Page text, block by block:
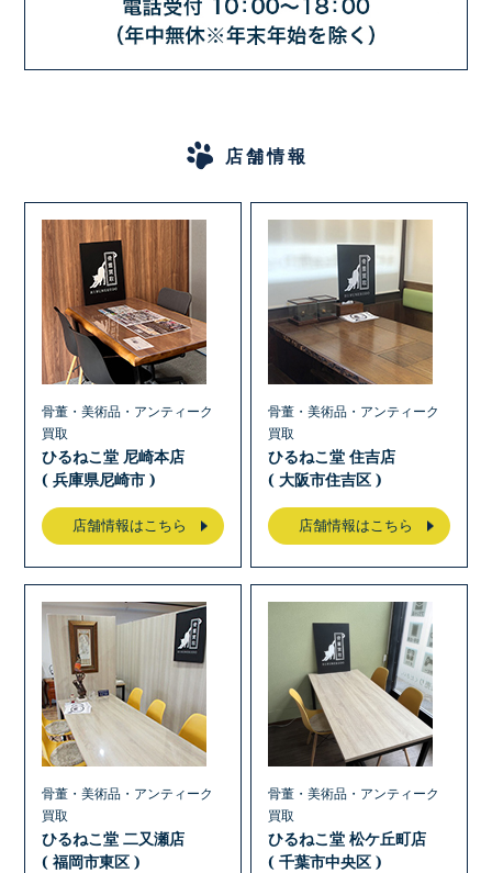
店舗情報
骨董・美術品・アンティーク
買取
ひるねこ堂 尼崎本店
( 兵庫県尼崎市 )
店舗情報はこちら
骨董・美術品・アンティーク
買取
ひるねこ堂 住吉店
( 大阪市住吉区 )
店舗情報はこちら
骨董・美術品・アンティーク
買取
ひるねこ堂 二又瀬店
( 福岡市東区 )
骨董・美術品・アンティーク
買取
ひるねこ堂 松ケ丘町店
( 千葉市中央区 )